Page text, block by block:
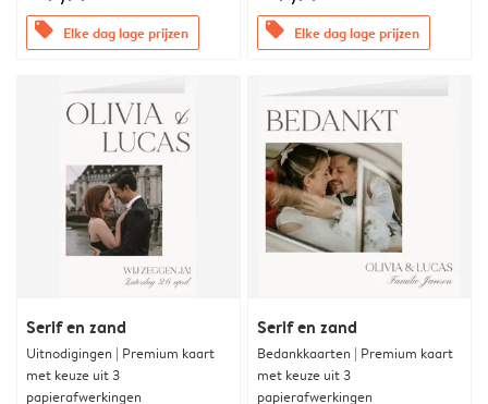
offers Elke dag lage prijzen offers Elke dag lage prijzen
Serif en zand
Uitnodigingen | Premium kaart
met keuze uit 3
papierafwerkingen
Serif en zand
Bedankkaarten | Premium kaart
met keuze uit 3
papierafwerkingen